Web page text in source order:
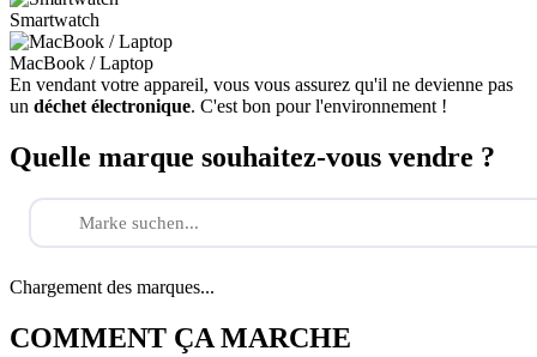
Smartwatch
MacBook / Laptop
En vendant votre appareil, vous vous assurez qu'il ne devienne pas
un déchet électronique. C'est bon pour l'environnement !
Quelle marque souhaitez-vous vendre ?
Chargement des marques...
COMMENT ÇA MARCHE